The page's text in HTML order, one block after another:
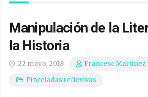
Manipulación de la
la Historia
22 mayo, 2018
Francesc Martinez
Pinceladas reflexivas